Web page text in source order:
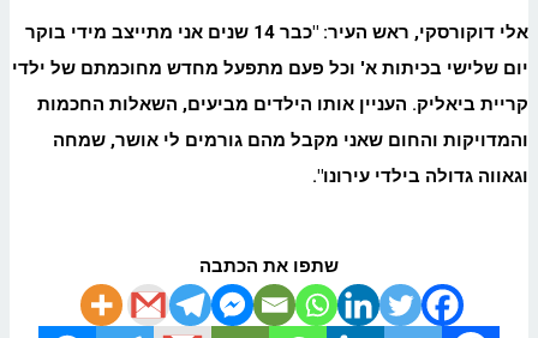
אלי דוקורסקי, ראש העיר: "כבר 14 שנים אני מתייצב מידי בוקר
יום שלישי בכיתות א' וכל פעם מתפעל מחדש מחוכמתם של ילדי
קריית ביאליק. העניין אותו הילדים מביעים, השאלות החכמות
והמדויקות והחום שאני מקבל מהם גורמים לי אושר, שמחה
וגאווה גדולה בילדי עירונו".
שתפו את הכתבה